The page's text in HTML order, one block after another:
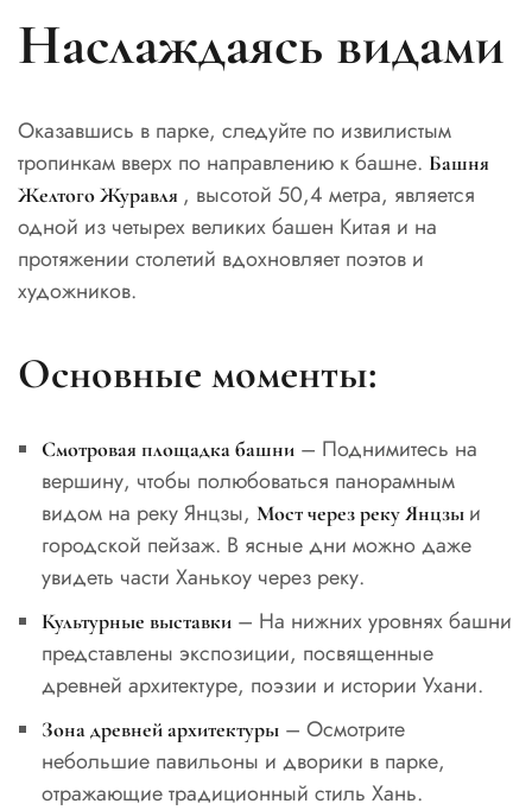
Наслаждаясь видами
Оказавшись в парке, следуйте по извилистым
тропинкам вверх по направлению к башне. Башня
Желтого Журавля , высотой 50,4 метра, является
одной из четырех великих башен Китая и на
протяжении столетий вдохновляет поэтов и
художников.
Основные моменты:
Смотровая площадка башни– Поднимитесь на
вершину, чтобы полюбоваться панорамным
видом на реку Янцзы, Мост через реку Янцзы и
городской пейзаж. В ясные дни можно даже
увидеть части Ханькоу через реку.
Культурные выставки– На нижних уровнях башни
представлены экспозиции, посвященные
древней архитектуре, поэзии и истории Ухани.
Зона древней архитектуры– Осмотрите
небольшие павильоны и дворики в парке,
отражающие традиционный стиль Хань.